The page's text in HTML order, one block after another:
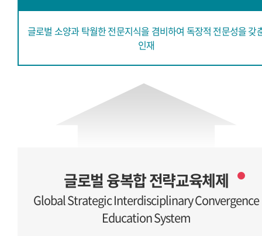
글로벌 소양과 탁월한 전문지식을 겸비하여 독장적 전문성을 갖
인재
글로벌 융복합 전략교육체제
Global Strategic Interdisciplinary Convergence
Education System